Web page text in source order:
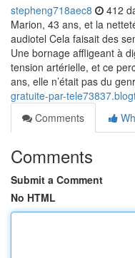
stepheng718aec8 412
Marion, 43 ans, et la
audiotel Cela faisait des
Une bornage affligeant à
tension artérielle, et ce
ans, elle n’était pas du
gratuite-par-
Comments
Comments
Submit a Comment
No HTML